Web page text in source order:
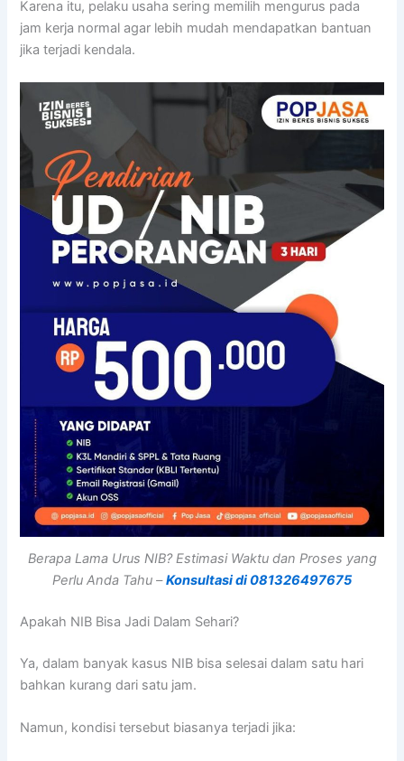
Karena itu, pelaku usaha sering memilih mengurus pada
jam kerja normal agar lebih mudah mendapatkan bantuan
jika terjadi kendala.
Berapa Lama Urus NIB? Estimasi Waktu dan Proses yang
Perlu Anda Tahu –Konsultasi di 081326497675
Apakah NIB Bisa Jadi Dalam Sehari?
Ya, dalam banyak kasus NIB bisa selesai dalam satu hari
bahkan kurang dari satu jam.
Namun, kondisi tersebut biasanya terjadi jika: